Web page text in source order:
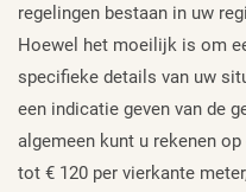
regelingen bestaan in uw
Hoewel het moeilijk is om
specifieke details van uw
een indicatie geven van de
algemeen kunt u rekenen
tot € 120 per vierkante